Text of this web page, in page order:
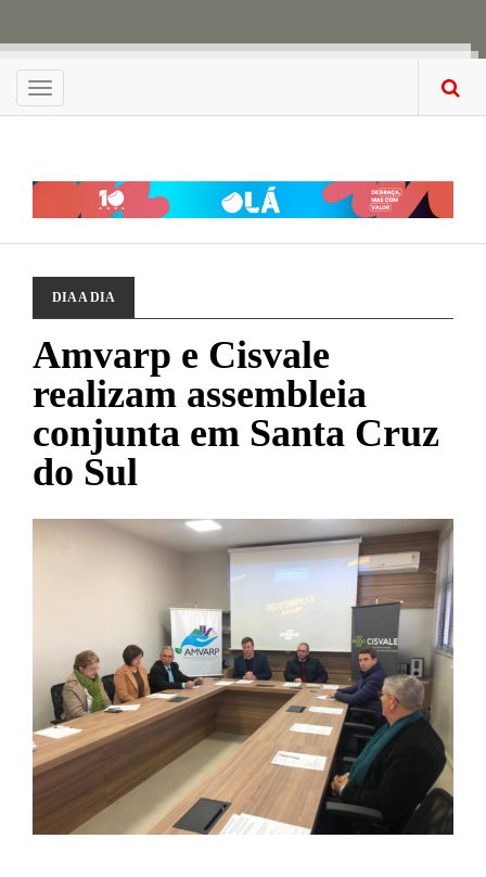
Menu
DIA A DIA
Amvarp e Cisvale
realizam assembleia
conjunta em Santa Cruz
do Sul